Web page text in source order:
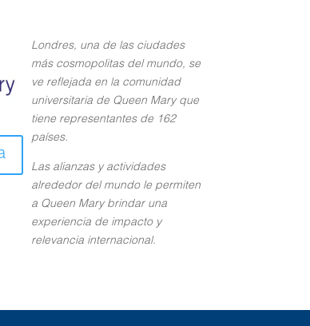
Londres, una de las ciudades
más cosmopolitas del mundo, se
ve reflejada en la comunidad
universitaria de Queen Mary que
tiene representantes de 162
países.
Las alianzas y actividades
alrededor del mundo le permiten
a Queen Mary brindar una
experiencia de impacto y
relevancia internacional.